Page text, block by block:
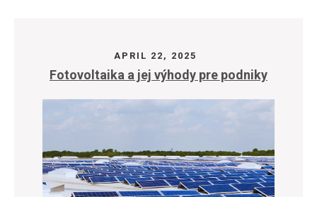
APRIL 22, 2025
Fotovoltaika a jej výhody pre podniky